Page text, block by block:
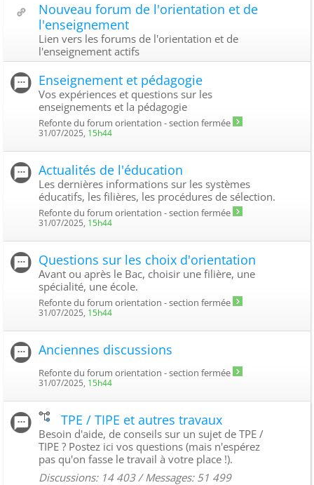
Nouveau forum de l'orientation et de
l'enseignement
Lien vers les forums de l'orientation et de
l'enseignement actifs
Enseignement et pédagogie
Vos expériences et questions sur les
enseignements et la pédagogie
Refonte du forum orientation - section fermée
31/07/2025, 15h44
Actualités de l'éducation
Les dernières informations sur les systèmes
éducatifs, les filières, les procédures de sélection.
Refonte du forum orientation - section fermée
31/07/2025, 15h44
Questions sur les choix d'orientation
Avant ou après le Bac, choisir une filière, une
spécialité, une école.
Refonte du forum orientation - section fermée
31/07/2025, 15h44
Anciennes discussions
Refonte du forum orientation - section fermée
31/07/2025, 15h44
TPE / TIPE et autres travaux
Besoin d'aide, de conseils sur un sujet de TPE /
TIPE ? Postez ici vos questions (mais n'espérez
pas qu'on fasse le travail à votre place !).
Discussions: 14 403 / Messages: 51 499